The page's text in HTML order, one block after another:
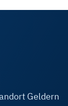
Geldern